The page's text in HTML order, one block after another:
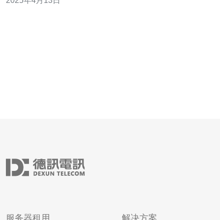
为什么它是稳定安全的网络保障。 高防服务器IP是一种通
服务器租用 解决方案